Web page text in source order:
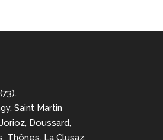
Saint Martin
Doussard,
Thônes, La Clusaz,